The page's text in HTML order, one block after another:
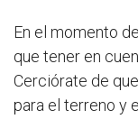
En el momento
que tener en
Cerciórate de
para el terreno y